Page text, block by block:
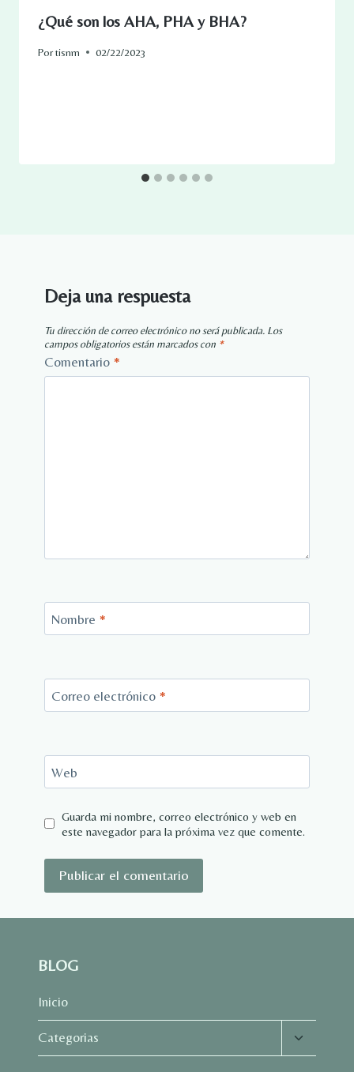
¿Qué son los AHA, PHA y BHA?
Portisnm 02/22/2023
Deja una respuesta
Tu dirección de correo electrónico no será publicada. Los
campos obligatorios están marcados con *
Comentario *
Nombre *
Correo electrónico *
Web
Guarda mi nombre, correo electrónico y web en
este navegador para la próxima vez que comente.
BLOG
Inicio
Categorias
Alternar
menú